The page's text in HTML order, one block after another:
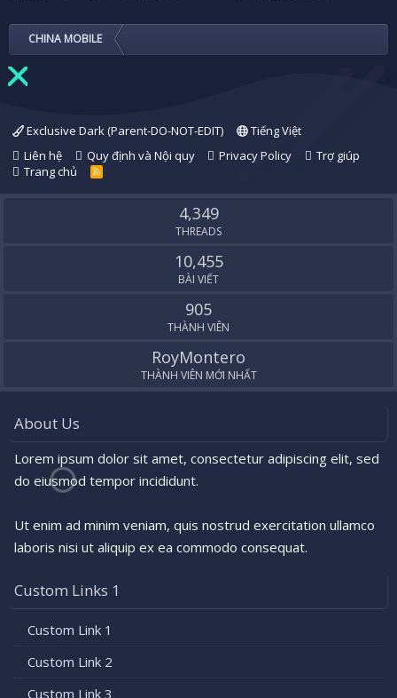
CHINA MOBILE
Exclusive Dark (Parent-DO-NOT-EDIT)
Tiếng Việt
Liên hệ
Quy định và Nội quy Privacy Policy
Trợ giúp
Trang chủ
R
S
4,349
THREADS
10,455
BÀI VIẾT
905
THÀNH VIÊN
RoyMontero
THÀNH VIÊN MỚI NHẤT
About Us
Lorem ipsum dolor sit amet, consectetur adipiscing elit, sed
do eiusmod tempor incididunt.
Ut enim ad minim veniam, quis nostrud exercitation ullamco
laboris nisi ut aliquip ex ea commodo consequat.
Custom Links 1
Custom Link 1
Custom Link 2
Custom Link 3